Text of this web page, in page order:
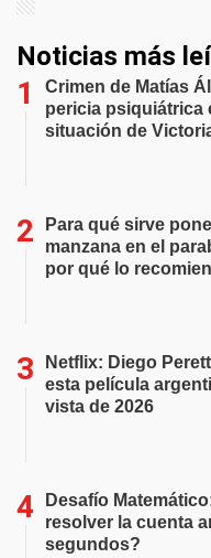
Noticias más
Crimen de Matías
pericia psiquiátrica
situación de
Para qué sirve
manzana en el
por qué lo
Netflix: Diego
esta película
vista de 2026
Desafío
resolver la cuenta
segundos?